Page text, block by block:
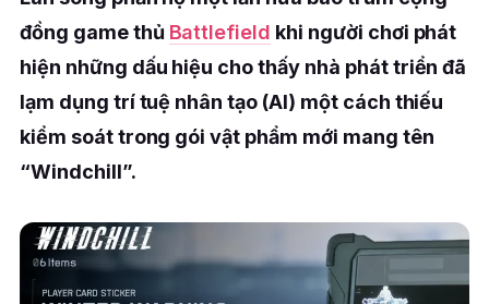
đồng game thủ Battlefield khi người chơi phát
hiện những dấu hiệu cho thấy nhà phát triển đã
lạm dụng trí tuệ nhân tạo (AI) một cách thiếu
kiểm soát trong gói vật phẩm mới mang tên
“Windchill”.